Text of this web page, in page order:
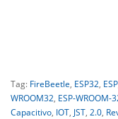
Tag: FireBeetle, ESP32, ESP
WROOM32, ESP-WROOM-
Capacitivo, IOT, JST, 2.0,